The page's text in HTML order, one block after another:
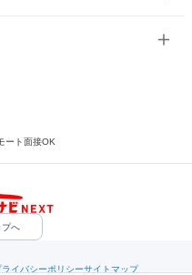
ート面接OK
プへ
イバシーポリシーサイトマップ